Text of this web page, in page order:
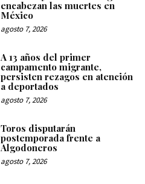
encabezan las muertes en
México
agosto 7, 2026
A 13 años del primer
campamento migrante,
persisten rezagos en atención
a deportados
agosto 7, 2026
Toros disputarán
postemporada frente a
Algodoneros
agosto 7, 2026